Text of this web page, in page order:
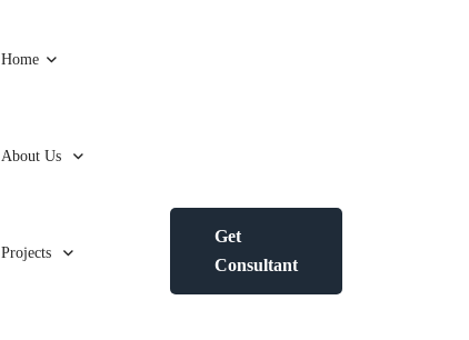
Home
About Us
Projects
Get
Consultant